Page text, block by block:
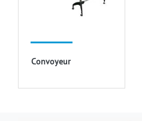
Convoyeur